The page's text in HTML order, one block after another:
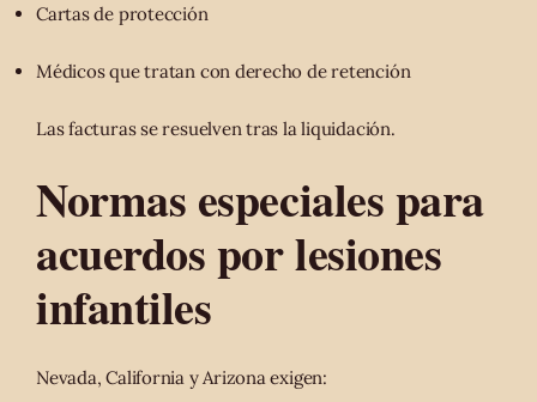
Cartas de protección
Médicos que tratan con derecho de retención
Las facturas se resuelven tras la liquidación.
Normas especiales para
acuerdos por lesiones
infantiles
Nevada, California y Arizona exigen: